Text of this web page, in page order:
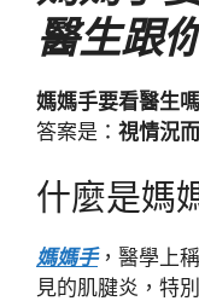
醫生跟
媽媽手要看醫生
答案是： 視情況
什麼是媽
媽媽手，醫學上
見的肌腱炎，特